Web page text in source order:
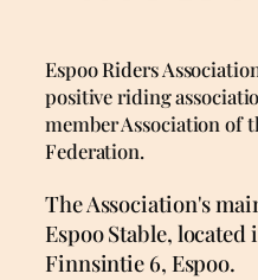
Espoo Riders
positive riding
member Association of
Federation.
The Association's
Espoo Stable,
Finnsintie 6, Espoo.